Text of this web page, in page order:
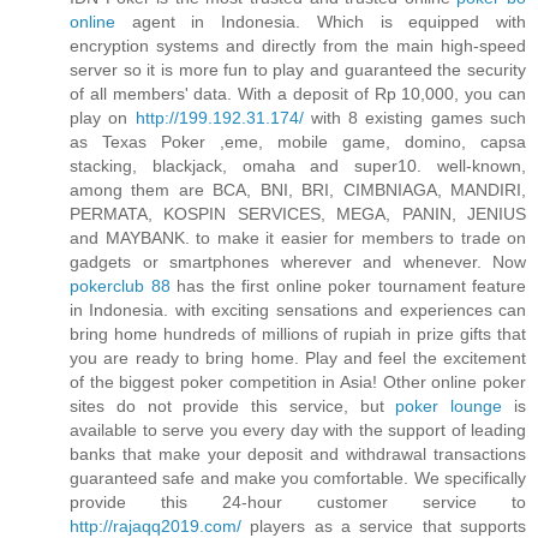
online agent in Indonesia. Which is equipped with
encryption systems and directly from the main high-speed
server so it is more fun to play and guaranteed the security
of all members' data. With a deposit of Rp 10,000, you can
play on http://199.192.31.174/with 8 existing games such
as Texas Poker ,eme, mobile game, domino, capsa
stacking, blackjack, omaha and super10. well-known,
among them are BCA, BNI, BRI, CIMBNIAGA, MANDIRI,
PERMATA, KOSPIN SERVICES, MEGA, PANIN, JENIUS
and MAYBANK. to make it easier for members to trade on
gadgets or smartphones wherever and whenever. Now
pokerclub 88 has the first online poker tournament feature
in Indonesia. with exciting sensations and experiences can
bring home hundreds of millions of rupiah in prize gifts that
you are ready to bring home. Play and feel the excitement
of the biggest poker competition in Asia! Other online poker
sites do not provide this service, but poker lounge is
available to serve you every day with the support of leading
banks that make your deposit and withdrawal transactions
guaranteed safe and make you comfortable. We specifically
provide this 24-hour customer service to
http://rajaqq2019.com/ players as a service that supports